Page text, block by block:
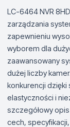
LC-6464 NVR
zarządzania
zapewnieniu
wyborem dla
zaawansowany
dużej liczby
konkurencji dzięki
elastyczności i
szczegółowy
cech,